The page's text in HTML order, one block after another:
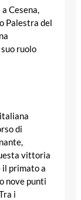
Cesena,
Palestra del
ruolo
di
vittoria
il primato a
nove punti
i